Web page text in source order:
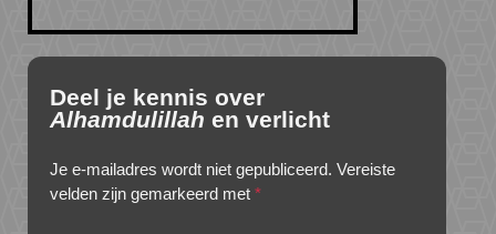
Deel je kennis over
Alhamdulillah en verlicht
Je e-mailadres wordt niet gepubliceerd. Vereiste
velden zijn gemarkeerd met *